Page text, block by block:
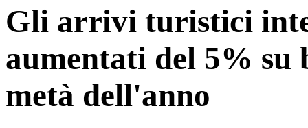
Gli arrivi turistici
aumentati del 5% su
metà dell'anno